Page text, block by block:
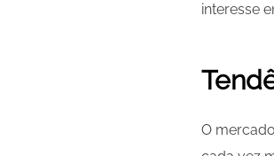
interesse
O